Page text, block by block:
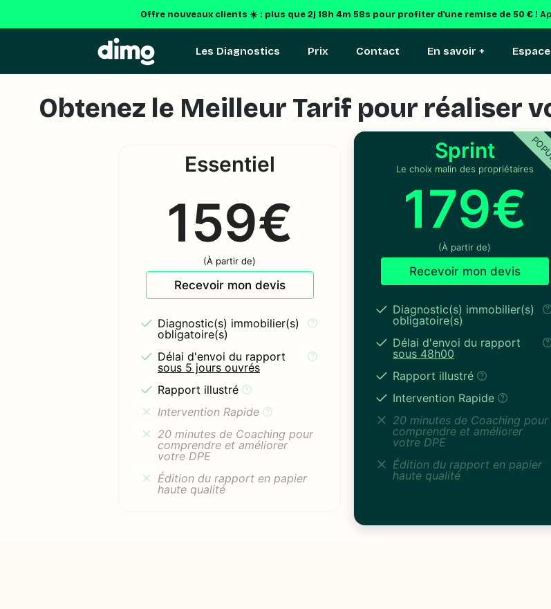
Offre nouveaux clients ☀️ : plus que2j 18h 4m 57s pour profiter d'une remise de 50 € !
Les Diagnostics Prix Contact En savoir +
Obtenez le Meilleur Tarif pour réaliser
Essentiel
159€
(À partir de)
Recevoir mon devis
Diagnostic(s) immobilier(s)
obligatoire(s)
Délai d'envoi du rapport
sous 5 jours ouvrés
Rapport illustré
Intervention Rapide
20 minutes de Coaching pour
comprendre et améliorer
votre DPE
Édition du rapport en papier
haute qualité
Sprint
Le choix malin des propriétaires
179€
(À partir de)
Recevoir mon devis
Diagnostic(s) immobilier(s)
obligatoire(s)
Délai d'envoi du rapport
sous 48h00
Rapport illustré
Intervention Rapide
20 minutes de Coaching pour
comprendre et améliorer
votre DPE
Édition du rapport en papier
haute qualité